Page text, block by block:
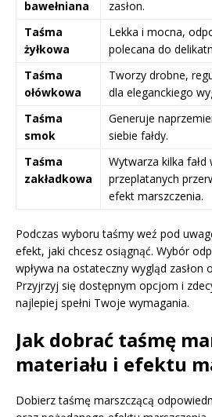
bawełniana
zasłon.
Taśma
żyłkowa
Lekka i mocna,
polecana do
Taśma
ołówkowa
Tworzy drobne,
dla eleganckiego
Taśma
smok
Generuje
siebie fałdy.
Taśma
zakładkowa
Wytwarza kilka fałd
przeplatanych
efekt marszczenia.
Podczas wyboru taśmy weź pod
efekt, jaki chcesz osiągnąć. Wybór
wpływa na ostateczny wygląd zasłon
Przyjrzyj się dostępnym opcjom i
najlepiej spełni Twoje wymagania.
Jak dobrać taśmę
materiału i efektu
Dobierz taśmę marszczącą